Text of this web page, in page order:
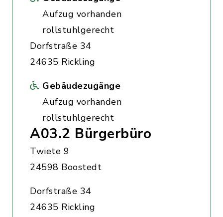
Aufzug vorhanden
rollstuhlgerecht
Dorfstraße 34
24635 Rickling
Gebäudezugänge
Aufzug vorhanden
rollstuhlgerecht
A03.2 Bürgerbüro
Twiete 9
24598 Boostedt
Dorfstraße 34
24635 Rickling